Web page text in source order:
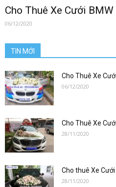
Cho Thuê Xe Cưới
06/12/2020
TIN MỚI
Cho Thuê Xe
06/12/2020
Cho Thuê Xe
28/11/2020
Cho thuê Xe
28/11/2020